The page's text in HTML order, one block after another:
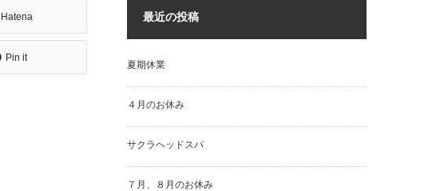
Hatena
Pin it
最近の投稿
夏期休業
４月のお休み
サクラヘッドスパ
７月、８月のお休み